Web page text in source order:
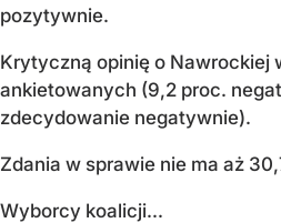
pozytywnie.
Krytyczną opinię o Nawrockiej
ankietowanych (9,2 proc.
zdecydowanie negatywnie).
Zdania w sprawie nie ma aż
Wyborcy koalicji...